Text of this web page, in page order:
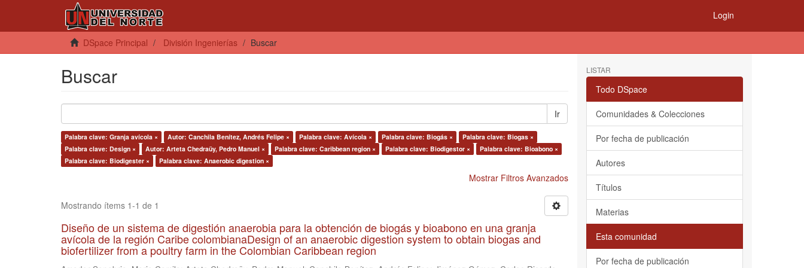
Login
DSpace Principal División Ingenierías Buscar
Buscar
Ir
Palabra clave: Granja avícola × Autor: Canchila Benítez, Andrés Felipe × Palabra clave: Avícola × Palabra clave: Biogás ×
Palabra clave: Biogas ×
Palabra clave: Design ×
Autor: Arteta Chedraüy, Pedro Manuel × Palabra clave: Caribbean region × Palabra clave: Biodigestor ×
Palabra clave: Bioabono ×
Palabra clave: Biodigester ×
Palabra clave: Anaerobic digestion ×
Mostrar Filtros Avanzados
Mostrando ítems 1-1 de 1
Diseño de un sistema de digestión anaerobia para la obtención de biogás y bioabono en una granja
avícola de la región Caribe colombianaDesign of an anaerobic digestion system to obtain biogas and
biofertilizer from a poultry farm in the Colombian Caribbean region
LISTAR
Todo DSpace
Comunidades & Colecciones
Por fecha de publicación
Autores
Títulos
Materias
Esta comunidad
Por fecha de publicación